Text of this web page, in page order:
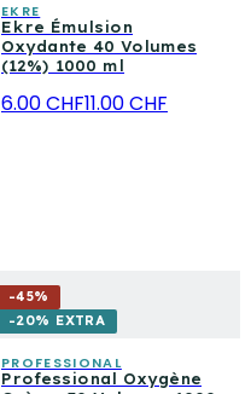
EKRE
Ekre Émulsion
Oxydante 40 Volumes
(12%) 1000 ml
6.00 CHF11.00 CHF
-45%
-20% EXTRA
PROFESSIONAL
Professional Oxygène